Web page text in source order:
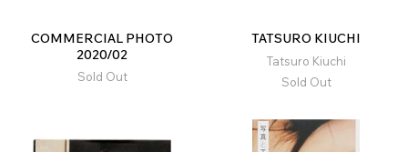
COMMERCIAL PHOTO
2020/02
Sold Out
TATSURO KIUCHI
Tatsuro Kiuchi
Sold Out